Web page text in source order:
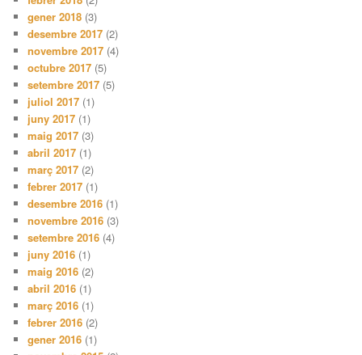
gener 2018 (3)
desembre 2017 (2)
novembre 2017 (4)
octubre 2017 (5)
setembre 2017 (5)
juliol 2017 (1)
juny 2017 (1)
maig 2017 (3)
abril 2017 (1)
març 2017 (2)
febrer 2017 (1)
desembre 2016 (1)
novembre 2016 (3)
setembre 2016 (4)
juny 2016 (1)
maig 2016 (2)
abril 2016 (1)
març 2016 (1)
febrer 2016 (2)
gener 2016 (1)